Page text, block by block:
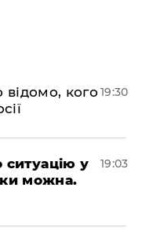
відомо, кого 19:30
у
можна.
19:03